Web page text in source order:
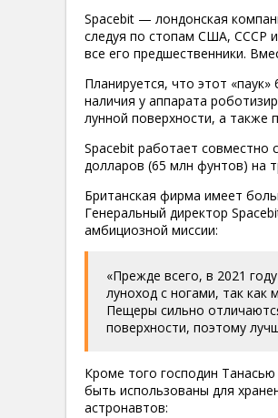
Spacebit — лондонская
следуя по стопам США, СССР
все его предшественники.
Планируется, что этот
наличия у аппарата
лунной поверхности, а также
Spacebit работает совместно
долларов (65 млн фунтов) на
Британская фирма имеет
Генеральный директор
амбициозной миссии:
«Прежде всего, в 2021
луноход с ногами, так
Пещеры сильно
поверхности, поэтому
Кроме того господин
быть использованы для
астронавтов: